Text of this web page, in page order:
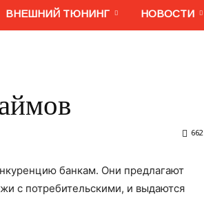
ремонт,
ВНЕШНИЙ ТЮНИНГ НОВОСТИ
662
банкам. Они предлагают
с потребительскими, и выдаются